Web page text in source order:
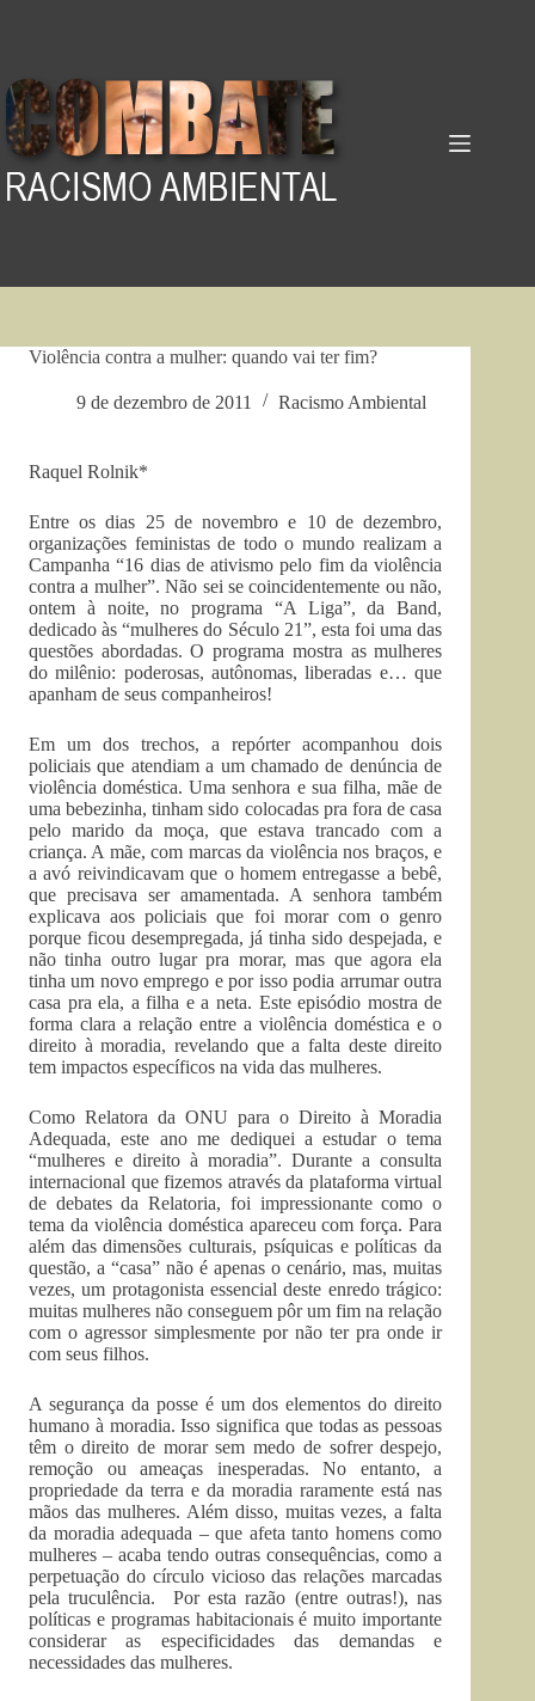
Violência contra a mulher: quando vai ter fim?
9 de dezembro de 2011 Racismo Ambiental
Raquel Rolnik*
Entre os dias 25 de novembro e 10 de dezembro,
organizações feministas de todo o mundo realizam a
Campanha “16 dias de ativismo pelo fim da violência
contra a mulher”. Não sei se coincidentemente ou não,
ontem à noite, no programa “A Liga”, da Band,
dedicado às “mulheres do Século 21”, esta foi uma das
questões abordadas. O programa mostra as mulheres
do milênio: poderosas, autônomas, liberadas e… que
apanham de seus companheiros!
Em um dos trechos, a repórter acompanhou dois
policiais que atendiam a um chamado de denúncia de
violência doméstica. Uma senhora e sua filha, mãe de
uma bebezinha, tinham sido colocadas pra fora de casa
pelo marido da moça, que estava trancado com a
criança. A mãe, com marcas da violência nos braços, e
a avó reivindicavam que o homem entregasse a bebê,
que precisava ser amamentada. A senhora também
explicava aos policiais que foi morar com o genro
porque ficou desempregada, já tinha sido despejada, e
não tinha outro lugar pra morar, mas que agora ela
tinha um novo emprego e por isso podia arrumar outra
casa pra ela, a filha e a neta. Este episódio mostra de
forma clara a relação entre a violência doméstica e o
direito à moradia, revelando que a falta deste direito
tem impactos específicos na vida das mulheres.
Como Relatora da ONU para o Direito à Moradia
Adequada, este ano me dediquei a estudar o tema
“mulheres e direito à moradia”. Durante a consulta
internacional que fizemos através da plataforma virtual
de debates da Relatoria, foi impressionante como o
tema da violência doméstica apareceu com força. Para
além das dimensões culturais, psíquicas e políticas da
questão, a “casa” não é apenas o cenário, mas, muitas
vezes, um protagonista essencial deste enredo trágico:
muitas mulheres não conseguem pôr um fim na relação
com o agressor simplesmente por não ter pra onde ir
com seus filhos.
A segurança da posse é um dos elementos do direito
humano à moradia. Isso significa que todas as pessoas
têm o direito de morar sem medo de sofrer despejo,
remoção ou ameaças inesperadas. No entanto, a
propriedade da terra e da moradia raramente está nas
mãos das mulheres. Além disso, muitas vezes, a falta
da moradia adequada – que afeta tanto homens como
mulheres – acaba tendo outras consequências, como a
perpetuação do círculo vicioso das relações marcadas
pela truculência. Por esta razão (entre outras!), nas
políticas e programas habitacionais é muito importante
considerar as especificidades das demandas e
necessidades das mulheres.